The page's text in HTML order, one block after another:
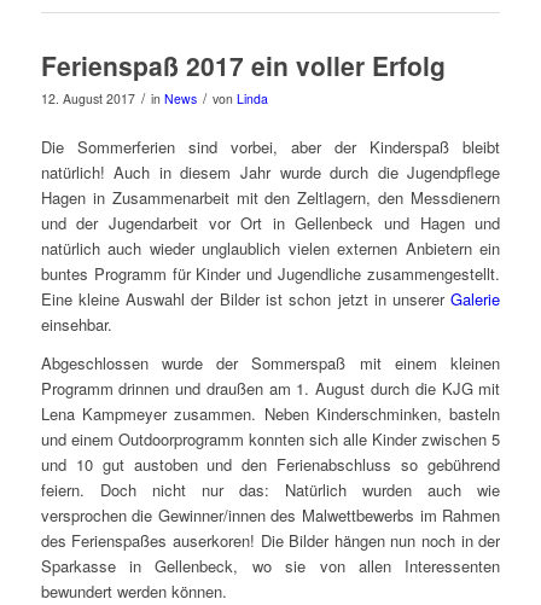
Ferienspaß 2017 ein voller Erfolg
12. August 2017 / in News / von Linda
Die Sommerferien sind vorbei, aber der Kinderspaß bleibt
natürlich! Auch in diesem Jahr wurde durch die Jugendpflege
Hagen in Zusammenarbeit mit den Zeltlagern, den Messdienern
und der Jugendarbeit vor Ort in Gellenbeck und Hagen und
natürlich auch wieder unglaublich vielen externen Anbietern ein
buntes Programm für Kinder und Jugendliche zusammengestellt.
Eine kleine Auswahl der Bilder ist schon jetzt in unsererGalerie
einsehbar.
Abgeschlossen wurde der Sommerspaß mit einem kleinen
Programm drinnen und draußen am 1. August durch die KJG mit
Lena Kampmeyer zusammen. Neben Kinderschminken, basteln
und einem Outdoorprogramm konnten sich alle Kinder zwischen 5
und 10 gut austoben und den Ferienabschluss so gebührend
feiern. Doch nicht nur das: Natürlich wurden auch wie
versprochen die Gewinner/innen des Malwettbewerbs im Rahmen
des Ferienspaßes auserkoren! Die Bilder hängen nun noch in der
Sparkasse in Gellenbeck, wo sie von allen Interessenten
bewundert werden können.